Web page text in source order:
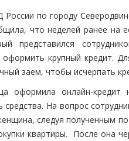
по городу
что неделей ранее на
представился
крупный кредит.
заем, чтобы исчерпать
оформила онлайн-
На вопрос
следуя полученным
квартиры. После она